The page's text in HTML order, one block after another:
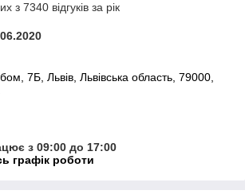
з 7340 відгуків за рік
7Б, Львів, Львівська область, 79000,
з 09:00 до 17:00
графік роботи